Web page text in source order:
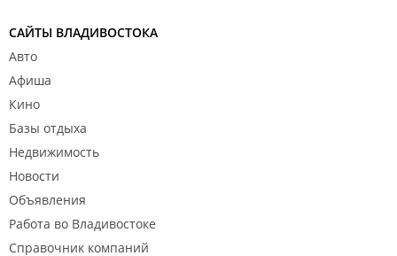
САЙТЫ ВЛАДИВОСТОКА
Авто
Афиша
Кино
Базы отдыха
Недвижимость
Новости
Объявления
Работа во Владивостоке
Справочник компаний